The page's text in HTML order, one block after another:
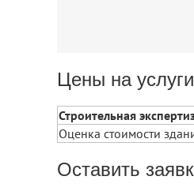
Цены на услуги
Строительная
Оценка стоимости
Оставить